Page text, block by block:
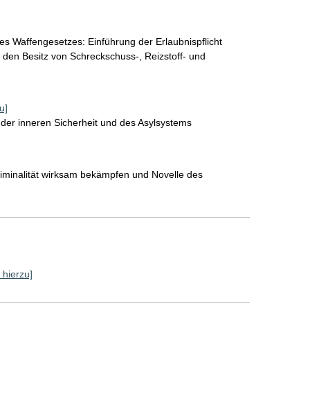
Waffengesetzes: Einführung der Erlaubnispflicht
Besitz von Schreckschuss-, Reizstoff- und
inneren Sicherheit und des Asylsystems
wirksam bekämpfen und Novelle des
hierzu]